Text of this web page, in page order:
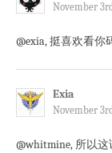
November
@exia, 挺喜欢看你
Exia
November
@whitmine, 所以